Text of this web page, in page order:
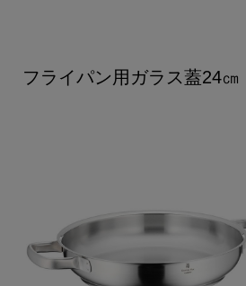
フライパン用ガラス蓋24㎝